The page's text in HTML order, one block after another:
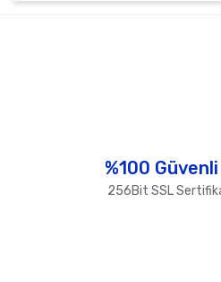
Ürün fiyatı diğer sitelerden
%100
256Bit SSL